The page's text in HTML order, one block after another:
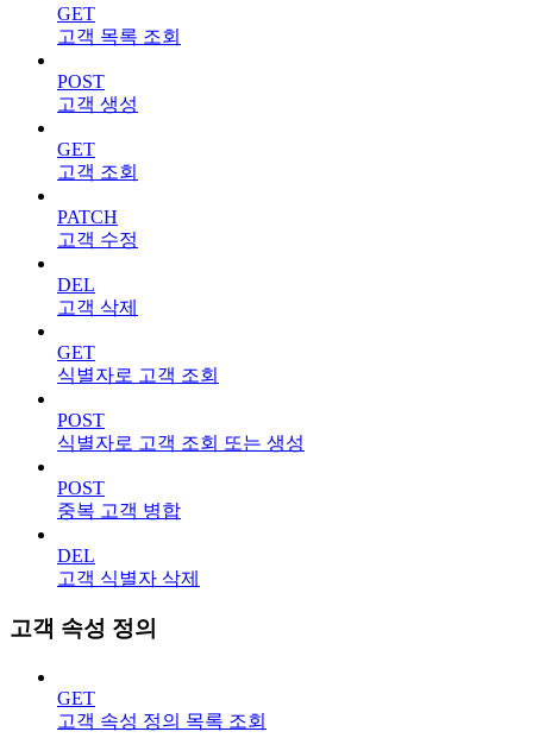
GET
고객 목록 조회
POST
고객 생성
GET
고객 조회
PATCH
고객 수정
DEL
고객 삭제
GET
식별자로 고객 조회
POST
식별자로 고객 조회 또는 생성
POST
중복 고객 병합
DEL
고객 식별자 삭제
고객 속성 정의
GET
고객 속성 정의 목록 조회